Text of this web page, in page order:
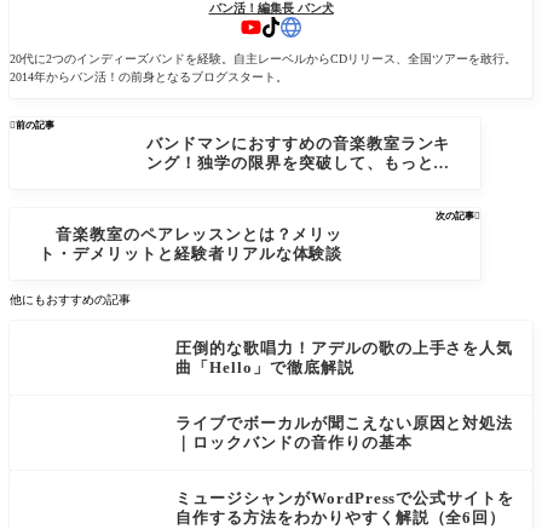
バン活！編集長 バン犬
20代に2つのインディーズバンドを経験。自主レーベルからCDリリース、全国ツアーを敢行。
2014年からバン活！の前身となるブログスタート。
前の記事
バンドマンにおすすめの音楽教室ランキ
ング！独学の限界を突破して、もっと上
次の記事
音楽教室のペアレッスンとは？メリッ
ト・デメリットと経験者リアルな体験談
他にもおすすめの記事
圧倒的な歌唱力！アデルの歌の上手さを人気
曲「Hello」で徹底解説
ライブでボーカルが聞こえない原因と対処法
｜ロックバンドの音作りの基本
ミュージシャンがWordPressで公式サイトを
自作する方法をわかりやすく解説（全6回）